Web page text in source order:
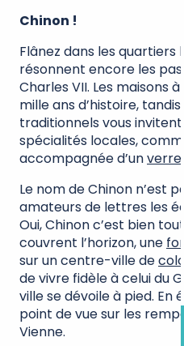
Chinon !
Flânez dans les quartiers
résonnent encore les pas
Charles VII. Les maisons
mille ans d’histoire,
traditionnels vous invitent
spécialités locales,
accompagnée d’unverre
Le nom de Chinon n’est
amateurs de lettres les
Oui, Chinon c’est bien
couvrent l’horizon, une
sur un centre-ville de
de vivre fidèle à celui du
ville se dévoile à pied. En
point de vue sur les
Vienne.